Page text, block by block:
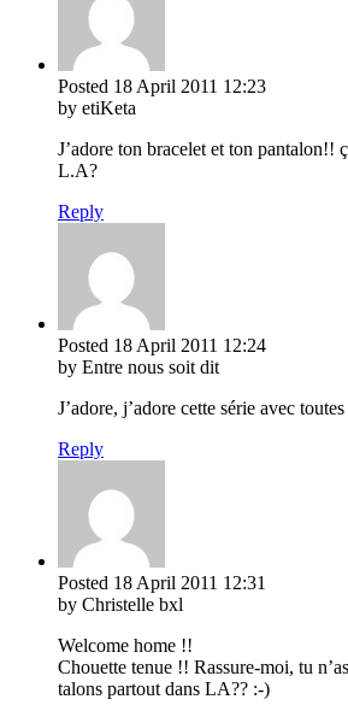
Posted 18 April 2011 12:23
by etiKeta
J’adore ton bracelet et ton pantalon!!
L.A?
Reply
Posted 18 April 2011 12:24
by Entre nous soit dit
J’adore, j’adore cette série avec
Reply
Posted 18 April 2011 12:31
by Christelle bxl
Welcome home !!
Chouette tenue !! Rassure-moi, tu
talons partout dans LA?? :-)